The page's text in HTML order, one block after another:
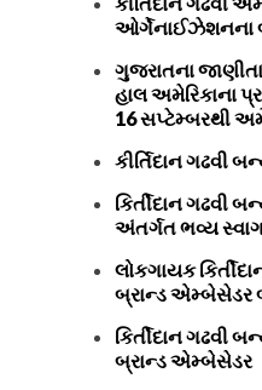
ઓર્ગેનાઈઝેશનના
ગુજરાતના જાણીતા
હાલ અમેરિકાના
16 સપ્ટેમ્બરથી
કીર્તિદાન ગઢવી
કિર્તીદાન ગઢવી
અંતર્ગત ભવ્ય
લોકગાયક
બ્રાન્ડ એમ્બેસેડર
કિર્તીદાન ગઢવી
બ્રાન્ડ એમ્બેસેડર